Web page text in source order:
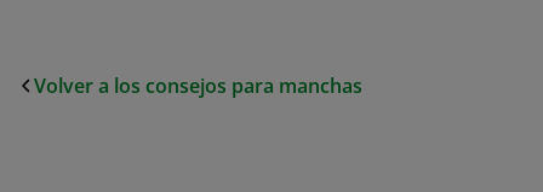
Volver a los consejos para manchas